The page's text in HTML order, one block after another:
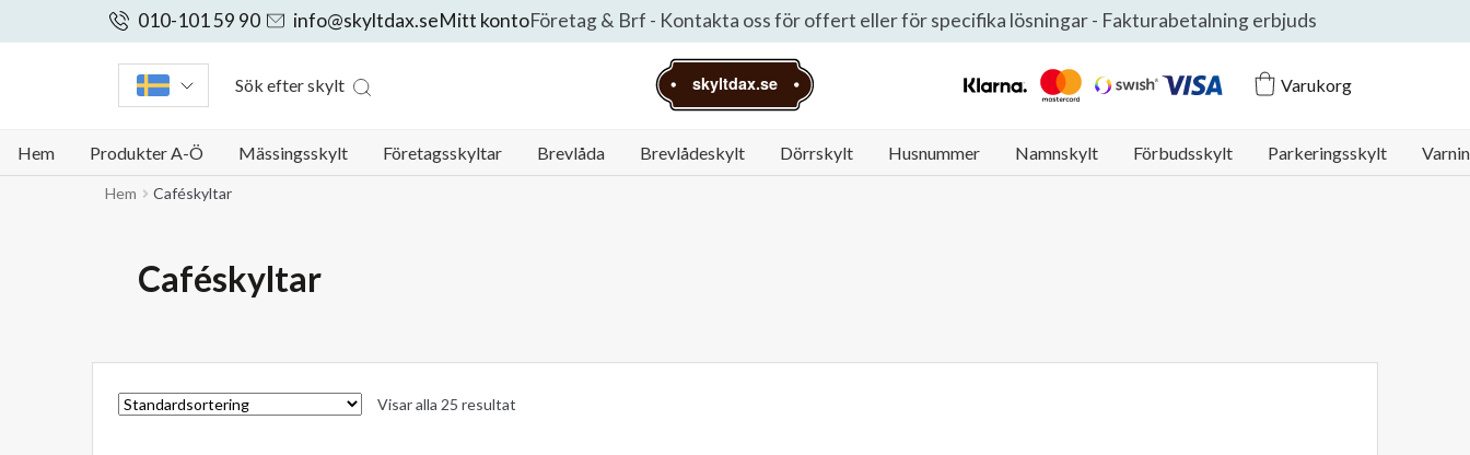
010-101 59 90 info@skyltdax.seMitt kontoFöretag & Brf - Kontakta oss för offert eller för specifika lösningar - Fakturabetalning erbjuds
Sök efter skylt skyltdax.se Klarna LogoMastercard Logo
Swish LogoVisa Logo Varukorg
Hem Produkter A-Ö Mässingsskylt Företagsskyltar Brevlåda Brevlådeskylt Dörrskylt Husnummer Namnskylt Förbudsskylt Parkeringsskylt
Hem Caféskyltar
Caféskyltar
Visar alla 25 resultat